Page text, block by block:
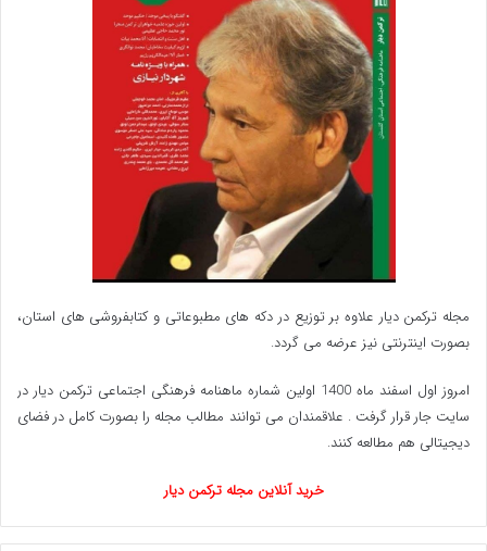
مردم حفظ کند.بزرگترین سرمایه هر جامعه ای مردمان آن
هستند و حاکمان باید به همه آحاد جامعه نظر یکسانی
داشته باشند(با رعایت شروطی که برای غیر مسلمان در
دولت اسلامی مقرر شده است.) از نظرامام علی (ع)
انسانها دردفاع از حقوق شان با هم برابرند و حاکم باید
به حقوق همه توجه نماید. حاکم اسلامی باید از لغزش
های مردم گذشت کند. انسا ن های خطا کار باید تربیت
و ارشاد شوند. چون همه لغزشها از روی عمد نیست، و
گاهی از روی جهالت است.حاکم باید از خشم و غضب
خدا در اجحاف به مردم نگران باشد و مراقب رفتار و
اصل چهارم:کنترل قدرت و جلوگیری
مجله ترکمن دیار علاوه بر توزیع در دکه های مطبوعاتی و کتابفروشی های استان،
بصورت اینترنتی نیز عرضه می گردد.‌
امروز اول اسفند ماه 1400 اولین شماره ماهنامه فرهنگی اجتماعی ترکمن دیار در
سایت جار قرار گرفت . علاقمندان می توانند مطالب مجله را بصورت کامل در فضای
دیجیتالی هم مطالعه کنند.
خرید آنلاین مجله ترکمن دیار